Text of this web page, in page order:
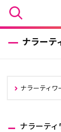
ナラーテ
ナラーティワ
ナラーテ